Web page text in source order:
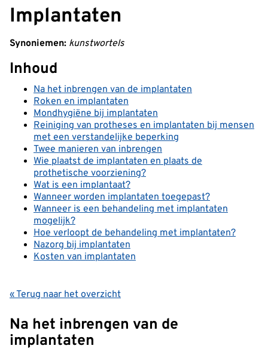
Implantaten
Synoniemen: kunstwortels
Inhoud
Na het inbrengen van de implantaten
Roken en implantaten
Mondhygiëne bij implantaten
Reiniging van protheses en implantaten bij mensen
met een verstandelijke beperking
Twee manieren van inbrengen
Wie plaatst de implantaten en plaats de
prothetische voorziening?
Wat is een implantaat?
Wanneer worden implantaten toegepast?
Wanneer is een behandeling met implantaten
mogelijk?
Hoe verloopt de behandeling met implantaten?
Nazorg bij implantaten
Kosten van implantaten
« Terug naar het overzicht
Na het inbrengen van de
implantaten